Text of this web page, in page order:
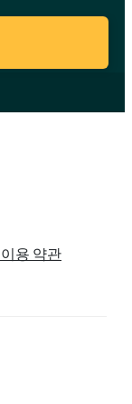
이용 약관